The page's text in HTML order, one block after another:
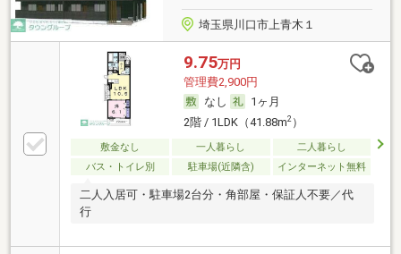
埼玉県川口市上青木１
9.75万円
管理費2,900円
なし
1ヶ月
2階 / 1LDK（41.88m2）
敷金なし 一人暮らし
二人暮らし
バス・トイレ別
駐車場(近隣含) インターネット無料
二人入居可・駐車場2台分・角部屋・保証人不要／代
行